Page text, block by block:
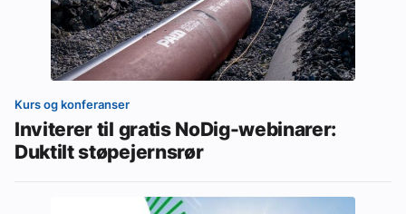
Kurs og konferanser
Inviterer til gratis NoDig-webinarer:
Duktilt støpejernsrør